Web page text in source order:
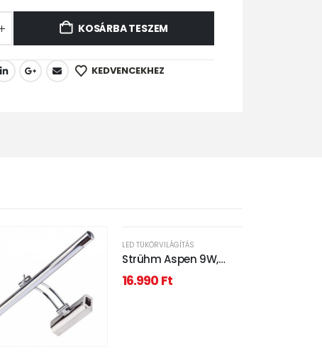
KOSÁRBA TESZEM
KEDVENCEKHEZ
LED TÜKÖRVILÁGÍTÁS
Strühm Aspen 9W,
4000K, fehér tükör
feletti lámpa IP44-es
16.990Ft